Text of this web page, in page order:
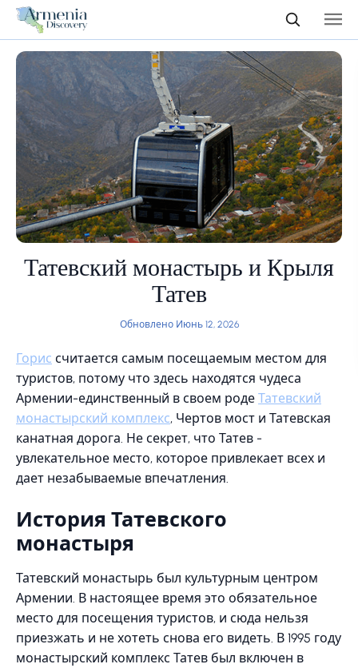
Татевский монастырь и Крыля
Татев
Обновлено Июнь 12, 2026
Горис считается самым посещаемым местом для
туристов, потому что здесь находятся чудеса
Армении-единственный в своем роде Татевский
монастырский комплекс, Чертов мост и Татевская
канатная дорога. Не секрет, что Татев -
увлекательное место, которое привлекает всех и
дает незабываемые впечатления.
История Татевского
монастыря
Татевский монастырь был культурным центром
Армении. В настоящее время это обязательное
место для посещения туристов, и сюда нельзя
приезжать и не хотеть снова его видеть. В 1995 году
монастырский комплекс Татев был включен в